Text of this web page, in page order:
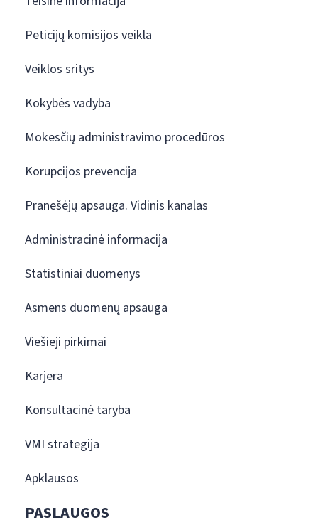
Peticijų komisijos veikla
Veiklos sritys
Kokybės vadyba
Mokesčių administravimo procedūros
Korupcijos prevencija
Pranešėjų apsauga. Vidinis kanalas
Administracinė informacija
Statistiniai duomenys
Asmens duomenų apsauga
Viešieji pirkimai
Karjera
Konsultacinė taryba
VMI strategija
Apklausos
PASLAUGOS